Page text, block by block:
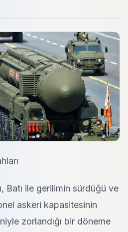
Batı ile gerilimin sürdüğü ve
askeri kapasitesinin
zorlandığı bir döneme